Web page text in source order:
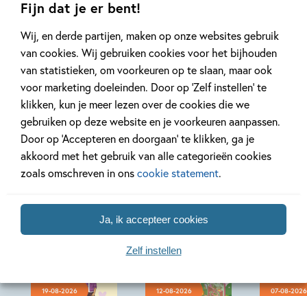
Fijn dat je er bent!
Wij, en derde partijen, maken op onze websites gebruik
van cookies. Wij gebruiken cookies voor het bijhouden
van statistieken, om voorkeuren op te slaan, maar ook
voor marketing doeleinden. Door op ‘Zelf instellen’ te
klikken, kun je meer lezen over de cookies die we
gebruiken op deze website en je voorkeuren aanpassen.
Door op ‘Accepteren en doorgaan’ te klikken, ga je
akkoord met het gebruik van alle categorieën cookies
zoals omschreven in onscookie statement.
Ja, ik accepteer cookies
Zelf instellen
Lees meer
Bekijk alle artikelen
Bekijk ook eens
19-08-2026 12-08-2026 07-08-2026